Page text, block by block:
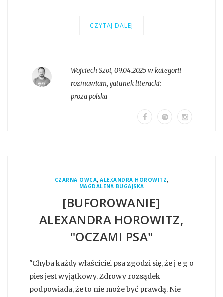
CZYTAJ DALEJ
Wojciech Szot, 09.04.2025 w kategorii
rozmawiam, gatunek literacki:
proza polska
CZARNA OWCA,ALEXANDRA HOROWITZ,
MAGDALENA BUGAJSKA
[BUFOROWANIE]
ALEXANDRA HOROWITZ,
"OCZAMI PSA"
"Chyba każdy właściciel psa zgodzi się, że j e g o
pies jest wyjątkowy. Zdrowy rozsądek
podpowiada, że to nie może być prawdą. Nie